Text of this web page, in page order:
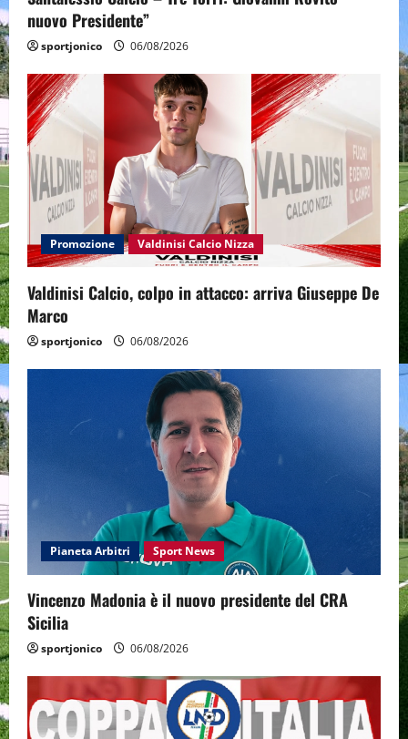
nuovo Presidente”
sportjonico 06/08/2026
Promozione Valdinisi Calcio Nizza
Valdinisi Calcio, colpo in attacco: arriva Giuseppe De
Marco
sportjonico 06/08/2026
Pianeta Arbitri Sport News
Vincenzo Madonia è il nuovo presidente del CRA
Sicilia
sportjonico 06/08/2026